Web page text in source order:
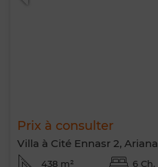
Prix à consulter
Villa à Cité Ennasr 2, Ariana
438 m² 6 Ch.